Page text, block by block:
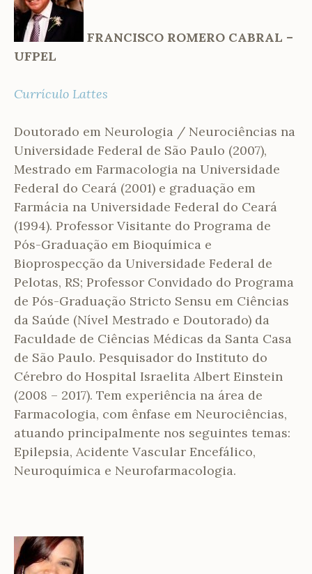
FRANCISCO ROMERO CABRAL –
UFPEL
Currículo Lattes
Doutorado em Neurologia / Neurociências na
Universidade Federal de São Paulo (2007),
Mestrado em Farmacologia na Universidade
Federal do Ceará (2001) e graduação em
Farmácia na Universidade Federal do Ceará
(1994). Professor Visitante do Programa de
Pós-Graduação em Bioquímica e
Bioprospecção da Universidade Federal de
Pelotas, RS; Professor Convidado do Programa
de Pós-Graduação Stricto Sensu em Ciências
da Saúde (Nível Mestrado e Doutorado) da
Faculdade de Ciências Médicas da Santa Casa
de São Paulo. Pesquisador do Instituto do
Cérebro do Hospital Israelita Albert Einstein
(2008 – 2017). Tem experiência na área de
Farmacologia, com ênfase em Neurociências,
atuando principalmente nos seguintes temas:
Epilepsia, Acidente Vascular Encefálico,
Neuroquímica e Neurofarmacologia.